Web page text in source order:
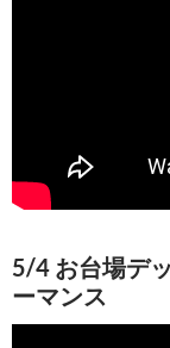
5/4 お台場デ
ーマンス